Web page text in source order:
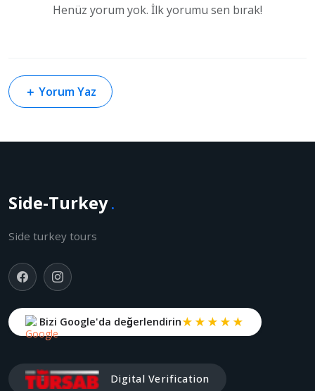
Henüz yorum yok. İlk yorumu sen bırak!
＋ Yorum Yaz
Side-Turkey.
Side turkey tours
Bizi Google'da değerlendirin★★★★★
Digital Verification